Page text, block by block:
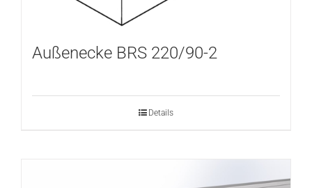
Außenecke BRS 220/90-2
Details